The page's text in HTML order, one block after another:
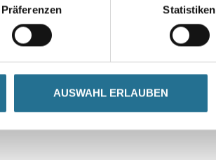
Präferenzen Statistiken
AUSWAHL ERLAUBEN
VIELLEICHT GEFÄLLT IHNEN AUCH...